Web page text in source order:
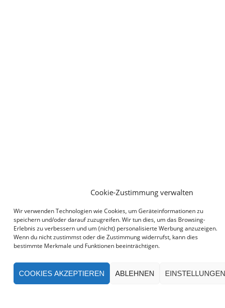
Cookie-Zustimmung verwalten
Wir verwenden Technologien wie Cookies, um Geräteinformationen zu
speichern und/oder darauf zuzugreifen. Wir tun dies, um das Browsing-
Erlebnis zu verbessern und um (nicht) personalisierte Werbung anzuzeigen.
Wenn du nicht zustimmst oder die Zustimmung widerrufst, kann dies
bestimmte Merkmale und Funktionen beeinträchtigen.
COOKIES AKZEPTIEREN ABLEHNEN